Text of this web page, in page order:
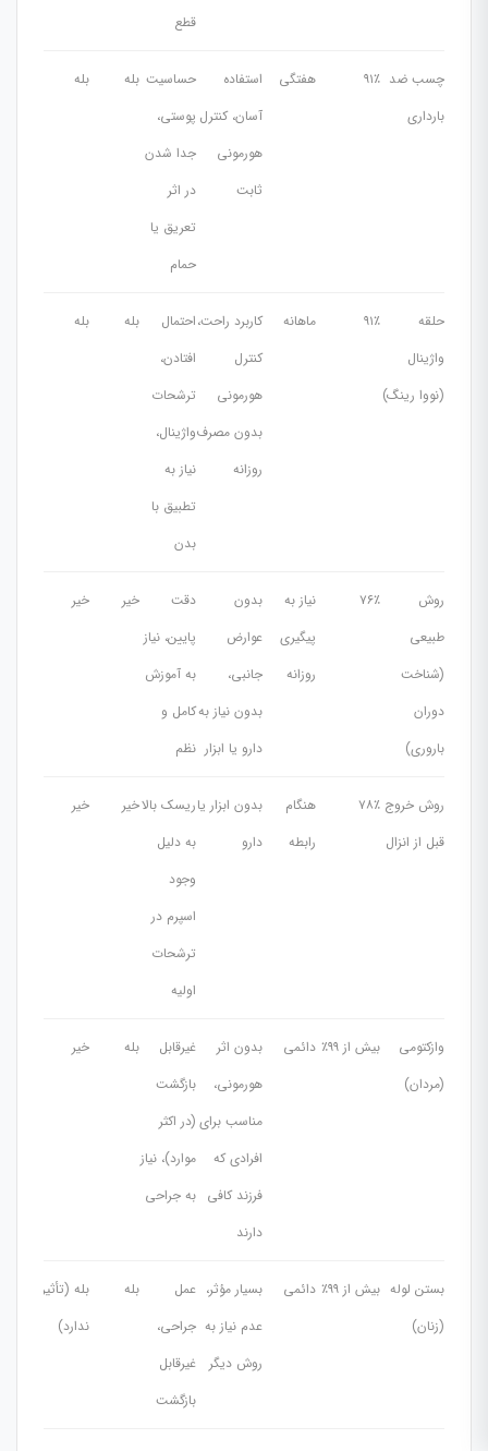
قطع
چسب ضد
بارداری
۹۱٪ هفتگی
استفاده
آسان، کنترل
هورمونی
ثابت
حساسیت
پوستی،
جدا شدن
در اثر
تعریق یا
حمام
بله بله
حلقه
واژینال
(نووا رینگ)
۹۱٪ ماهانه
کاربرد راحت،
کنترل
هورمونی
بدون مصرف
روزانه
احتمال
افتادن،
ترشحات
واژینال،
نیاز به
تطبیق با
بدن
بله بله
روش
طبیعی
(شناخت
دوران
باروری)
۷۶٪
نیاز به
پیگیری
روزانه
بدون
عوارض
جانبی،
بدون نیاز به
دارو یا ابزار
دقت
پایین، نیاز
به آموزش
کامل و
نظم
خیر خیر
روش خروج
قبل از انزال
۷۸٪
هنگام
رابطه
بدون ابزار یا
دارو
ریسک بالا
به دلیل
وجود
اسپرم در
ترشحات
اولیه
خیر خیر
وازکتومی
(مردان)
بیش از ۹۹٪ دائمی
بدون اثر
هورمونی،
مناسب برای
افرادی که
فرزند کافی
دارند
غیرقابل
بازگشت
(در اکثر
موارد)، نیاز
به جراحی
بله خیر
بستن لوله
(زنان)
بیش از ۹۹٪ دائمی
بسیار مؤثر،
عدم نیاز به
روش دیگر
عمل
جراحی،
غیرقابل
بازگشت
بله
بله (تأثیر
ندارد)